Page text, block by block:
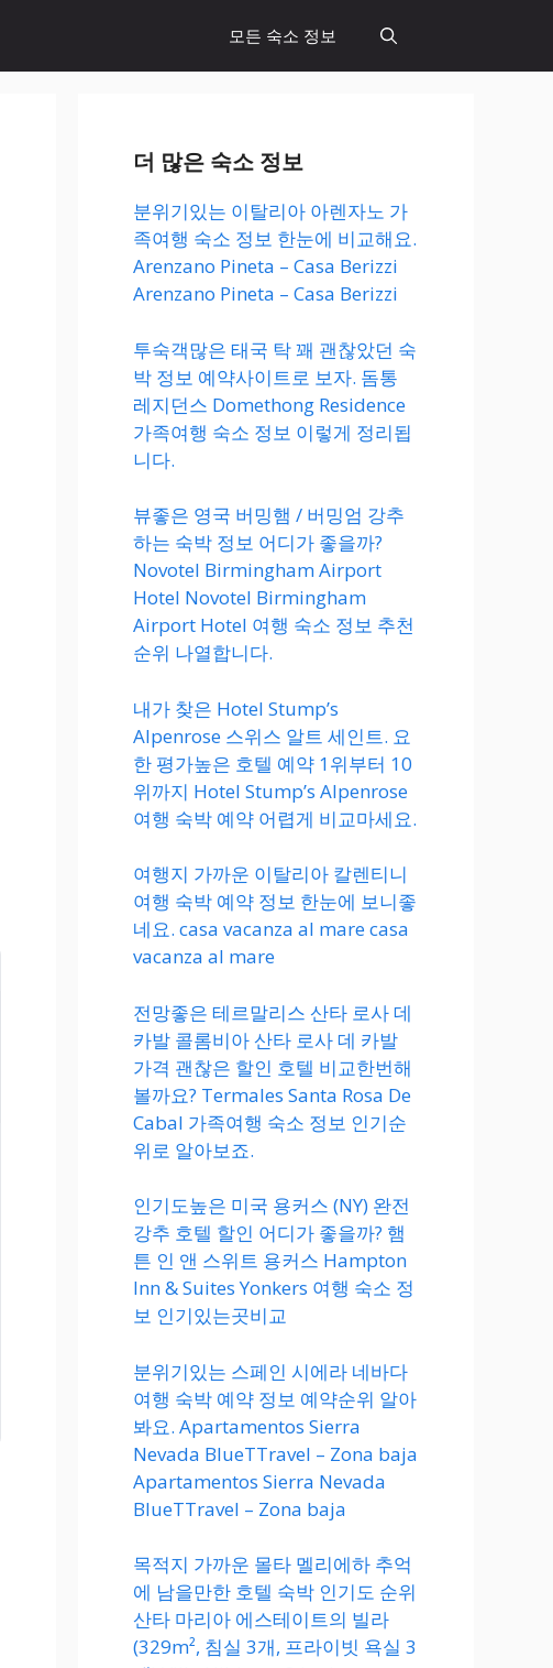
모든 숙소 정보
더 많은 숙소 정보
분위기있는 이탈리아 아렌자노 가
족여행 숙소 정보 한눈에 비교해요.
Arenzano Pineta – Casa Berizzi
Arenzano Pineta – Casa Berizzi
투숙객많은 태국 탁 꽤 괜찮았던 숙
박 정보 예약사이트로 보자. 돔통
레지던스 Domethong Residence
가족여행 숙소 정보 이렇게 정리됩
니다.
뷰좋은 영국 버밍햄 / 버밍엄 강추
하는 숙박 정보 어디가 좋을까?
Novotel Birmingham Airport
Hotel Novotel Birmingham
Airport Hotel 여행 숙소 정보 추천
순위 나열합니다.
내가 찾은 Hotel Stump’s
Alpenrose 스위스 알트 세인트. 요
한 평가높은 호텔 예약 1위부터 10
위까지 Hotel Stump’s Alpenrose
여행 숙박 예약 어렵게 비교마세요.
여행지 가까운 이탈리아 칼렌티니
여행 숙박 예약 정보 한눈에 보니좋
네요. casa vacanza al mare casa
vacanza al mare
전망좋은 테르말리스 산타 로사 데
카발 콜롬비아 산타 로사 데 카발
가격 괜찮은 할인 호텔 비교한번해
볼까요? Termales Santa Rosa De
Cabal 가족여행 숙소 정보 인기순
위로 알아보죠.
인기도높은 미국 용커스 (NY) 완전
강추 호텔 할인 어디가 좋을까? 햄
튼 인 앤 스위트 용커스 Hampton
Inn & Suites Yonkers 여행 숙소 정
보 인기있는곳비교
분위기있는 스페인 시에라 네바다
여행 숙박 예약 정보 예약순위 알아
봐요. Apartamentos Sierra
Nevada BlueTTravel – Zona baja
Apartamentos Sierra Nevada
BlueTTravel – Zona baja
목적지 가까운 몰타 멜리에하 추억
에 남을만한 호텔 숙박 인기도 순위
산타 마리아 에스테이트의 빌라
(329m², 침실 3개, 프라이빗 욕실 3